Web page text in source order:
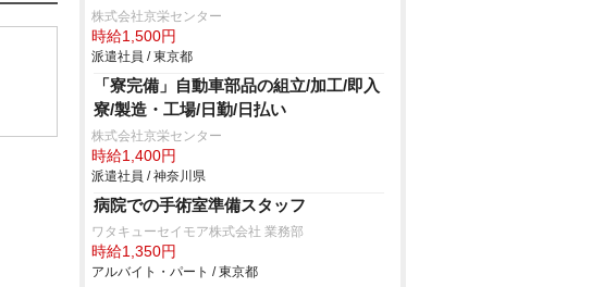
株式会社京栄センター
時給1,500円
派遣社員 / 東京都
「寮完備」自動車部品の組立/加工/即入
寮/製造・工場/日勤/日払い
株式会社京栄センター
時給1,400円
派遣社員 / 神奈川県
病院での手術室準備スタッフ
ワタキューセイモア株式会社 業務部
時給1,350円
アルバイト・パート / 東京都